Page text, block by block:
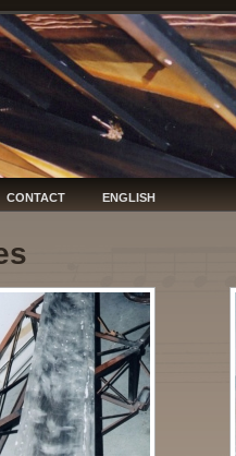
CONTACT ENGLISH